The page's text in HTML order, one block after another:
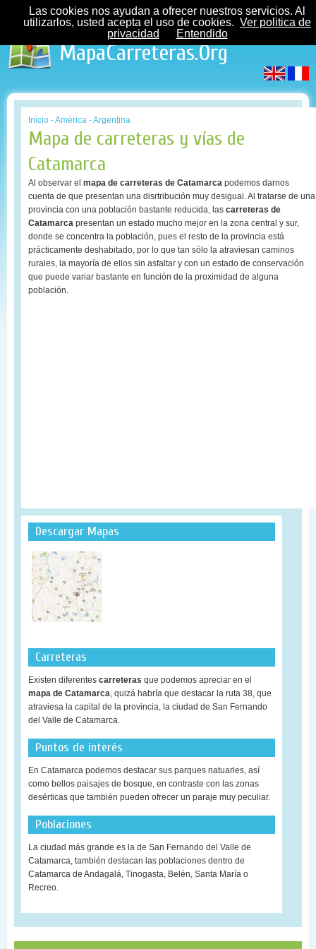
MapaCarreteras.Org
Inicio -América -Argentina
Mapa de carreteras y vías de
Catamarca
Al observar el mapa de carreteras de Catamarca podemos darnos
cuenta de que presentan una disrtribución muy desigual. Al tratarse de una
provincia con una población bastante reducida, las carreteras de
Catamarca presentan un estado mucho mejor en la zona central y sur,
donde se concentra la población, pues el resto de la provincia está
prácticamente deshabitado, por lo que tan sólo la atraviesan caminos
rurales, la mayoría de ellos sin asfaltar y con un estado de conservación
que puede variar bastante en función de la proximidad de alguna
población.
Descargar Mapas
Carreteras
Existen diferentes carreteras que podemos apreciar en el
mapa de Catamarca, quizá habría que destacar la ruta 38, que
atraviesa la capital de la provincia, la ciudad de San Fernando
del Valle de Catamarca.
Puntos de interés
En Catamarca podemos destacar sus parques natuarles, así
como bellos paisajes de bosque, en contraste con las zonas
desérticas que también pueden ofrecer un paraje muy peculiar.
Poblaciones
La ciudad más grande es la de San Fernando del Valle de
Catamarca, también destacan las poblaciones dentro de
Catamarca de Andagalá, Tinogasta, Belén, Santa María o
Recreo.
Las cookies nos ayudan a ofrecer nuestros servicios. Al
utilizarlos, usted acepta el uso de cookies. Ver politica de
privacidad
Entendido